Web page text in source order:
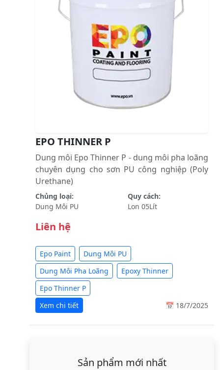
EPO THINNER P
Dung môi Epo Thinner P - dung môi pha loãng
chuyên dụng cho sơn PU công nghiệp (Poly
Urethane)
Chủng loại:
Dung Môi PU
Quy cách:
Lon 05Lít
Liên hệ
Epo Paint
Dung Môi PU
Dung Môi Pha Loãng
Epoxy Thinner
Epo Thinner P
Xem chi tiết
📅 18/7/2025
Sản phẩm mới nhất